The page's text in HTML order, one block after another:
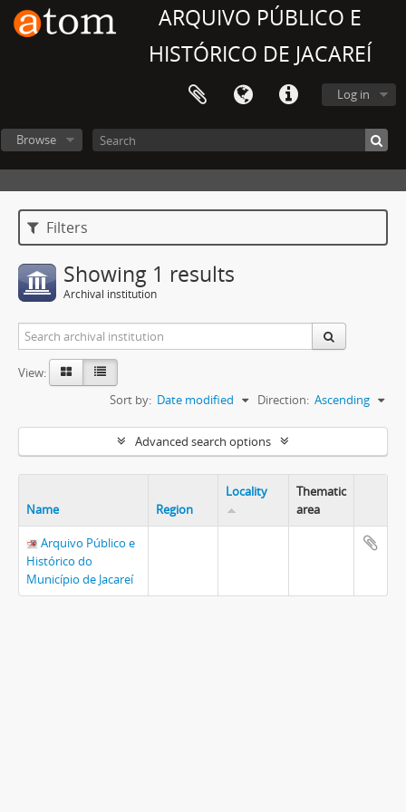
ARQUIVO PÚBLICO E
HISTÓRICO DE JACAREÍ
Log in
Browse
Filters
Showing 1 results
Archival institution
View:
Sort by: Date modified Direction: Ascending
Advanced search options
Name Region
Locality
Thematic
area
Arquivo Público e
Histórico do
Município de Jacareí